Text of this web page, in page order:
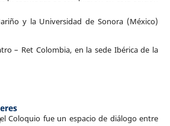
y la Universidad de Sonora (México)
– Ret Colombia, en la sede Ibérica de la
Coloquio fue un espacio de diálogo entre